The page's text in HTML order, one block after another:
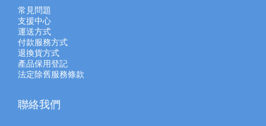
常見問題
支援中心
運送方式
付款服務方式
退換貨方式
產品保用登記
法定除舊服務條款
聯絡我們